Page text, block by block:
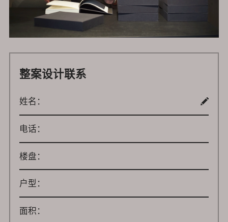
整案设计联系
姓名：
电话：
楼盘：
户型：
面积：